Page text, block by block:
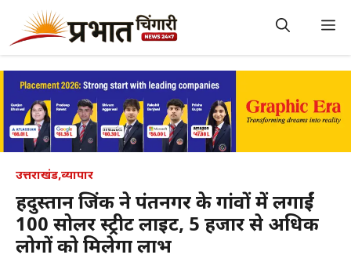
content
उत्तराखंड,व्यापार
हिंदुस्तान जिंक ने पंतनगर के गांवों में लगाईं
100 सोलर स्ट्रीट लाइट, 5 हजार से अधिक
लोगों को मिलेगा लाभ